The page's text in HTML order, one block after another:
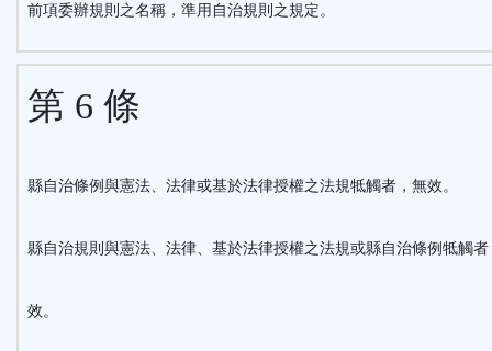
前項委辦規則之名稱，準用自治規則之規定。
第 6 條
縣自治條例與憲法、法律或基於法律授權之法規牴觸者，無效。
縣自治規則與憲法、法律、基於法律授權之法規或縣自治條例牴觸者
效。